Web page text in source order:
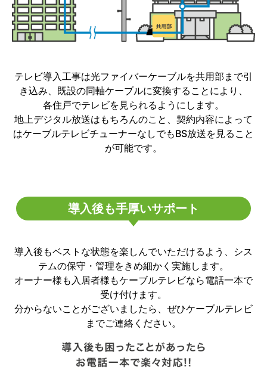
テレビ導入工事は光ファイバーケーブルを共用部まで引
き込み、既設の同軸ケーブルに変換することにより、
各住戸でテレビを見られるようにします。
地上デジタル放送はもちろんのこと、契約内容によって
はケーブルテレビチューナーなしでもBS放送を見ること
が可能です。
導入後も手厚いサポート
導入後もベストな状態を楽しんでいただけるよう、シス
テムの保守・管理をきめ細かく実施します。
オーナー様も入居者様もケーブルテレビなら電話一本で
受け付けます。
分からないことがございましたら、ぜひケーブルテレビ
までご連絡ください。